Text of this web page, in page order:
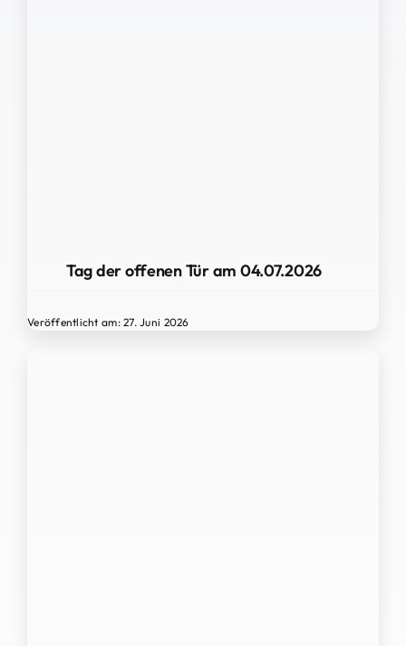
Tag der offenen Tür am 04.07.2026
Veröffentlicht am: 27. Juni 2026